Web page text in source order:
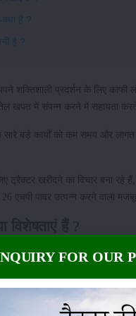
क्या हैं ?
है ?
अपने शक्तिशाली प्रदर्शन के लिए
खपत में संपन्न करने में सहायता
बड़े कार्यों को कम समय और
ट्रैक्टर खरीदने का विचार बना रहे हैं,
एचपी पावर उत्पन्न करने वाला
Water cooled इंजन प्रदान किया
सुरक्षित रखता है।
पीटीओ पावर 21.8 एचपी है और
FOR OUR